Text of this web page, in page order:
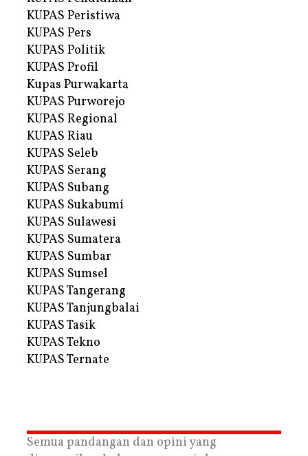
KUPAS Peristiwa
KUPAS Pers
KUPAS Politik
KUPAS Profil
Kupas Purwakarta
KUPAS Purworejo
KUPAS Regional
KUPAS Riau
KUPAS Seleb
KUPAS Serang
KUPAS Subang
KUPAS Sukabumi
KUPAS Sulawesi
KUPAS Sumatera
KUPAS Sumbar
KUPAS Sumsel
KUPAS Tangerang
KUPAS Tanjungbalai
KUPAS Tasik
KUPAS Tekno
KUPAS Ternate
Semua pandangan dan opini yang